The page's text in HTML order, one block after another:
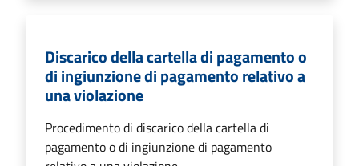
Discarico della cartella di pagamento o
di ingiunzione di pagamento relativo a
una violazione
Procedimento di discarico della cartella di
pagamento o di ingiunzione di pagamento